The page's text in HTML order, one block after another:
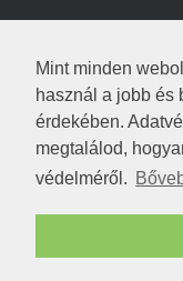
Mint minden
használ a jobb és
érdekében.
megtalálod,
védelméről.
darabbaal
!fasza Örültem
Copyright ©